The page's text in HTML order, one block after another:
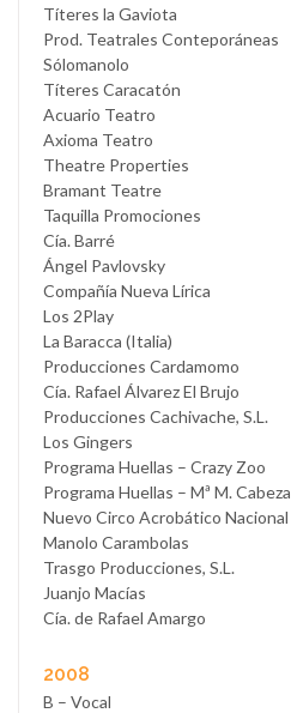
Títeres la Gaviota
Prod. Teatrales Conteporáneas
Sólomanolo
Títeres Caracatón
Acuario Teatro
Axioma Teatro
Theatre Properties
Bramant Teatre
Taquilla Promociones
Cía. Barré
Ángel Pavlovsky
Compañía Nueva Lírica
Los 2Play
La Baracca (Italia)
Producciones Cardamomo
Cía. Rafael Álvarez El Brujo
Producciones Cachivache, S.L.
Los Gingers
Programa Huellas – Crazy Zoo
Programa Huellas – Mª M.
Nuevo Circo Acrobático Nacional
Manolo Carambolas
Trasgo Producciones, S.L.
Juanjo Macías
Cía. de Rafael Amargo
2008
B – Vocal